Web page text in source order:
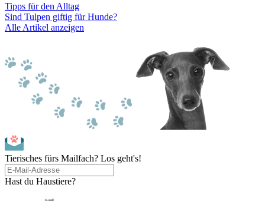
Tipps für den Alltag
Sind Tulpen giftig für Hunde?
Alle Artikel anzeigen
Tierisches fürs Mailfach? Los geht's!
Hast du Haustiere?